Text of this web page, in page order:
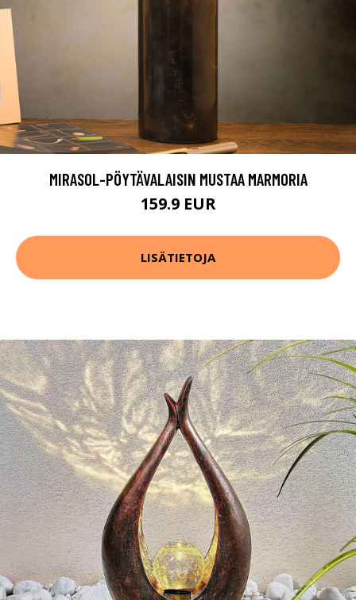
MIRASOL-PÖYTÄVALAISIN MUSTAA MARMORIA
159.9 EUR
LISÄTIETOJA